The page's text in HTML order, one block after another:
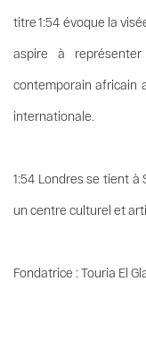
titre 1:54 évoque la
aspire à
contemporain africain
internationale.
1:54 Londres se tient
un centre culturel et
Fondatrice : Touria El